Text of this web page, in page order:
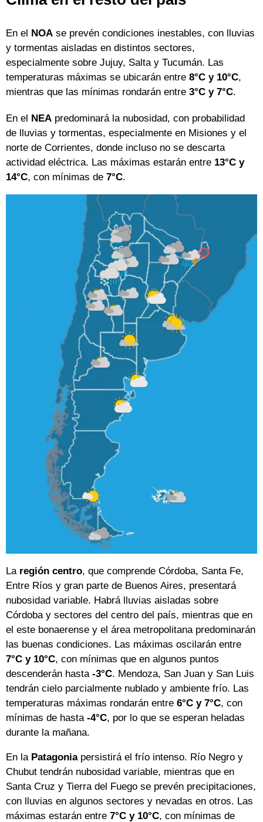
En el NOA se prevén condiciones inestables, con lluvias
y tormentas aisladas en distintos sectores,
especialmente sobre Jujuy, Salta y Tucumán. Las
temperaturas máximas se ubicarán entre 8°C y 10°C,
mientras que las mínimas rondarán entre 3°C y 7°C.
En el NEA predominará la nubosidad, con probabilidad
de lluvias y tormentas, especialmente en Misiones y el
norte de Corrientes, donde incluso no se descarta
actividad eléctrica. Las máximas estarán entre 13°C y
14°C, con mínimas de 7°C.
La región centro, que comprende Córdoba, Santa Fe,
Entre Ríos y gran parte de Buenos Aires, presentará
nubosidad variable. Habrá lluvias aisladas sobre
Córdoba y sectores del centro del país, mientras que en
el este bonaerense y el área metropolitana predominarán
las buenas condiciones. Las máximas oscilarán entre
7°C y 10°C, con mínimas que en algunos puntos
descenderán hasta -3°C. Mendoza, San Juan y San Luis
tendrán cielo parcialmente nublado y ambiente frío. Las
temperaturas máximas rondarán entre 6°C y 7°C, con
mínimas de hasta -4°C, por lo que se esperan heladas
durante la mañana.
En la Patagoniapersistirá el frío intenso. Río Negro y
Chubut tendrán nubosidad variable, mientras que en
Santa Cruz y Tierra del Fuego se prevén precipitaciones,
con lluvias en algunos sectores y nevadas en otros. Las
máximas estarán entre 7°C y 10°C, con mínimas de